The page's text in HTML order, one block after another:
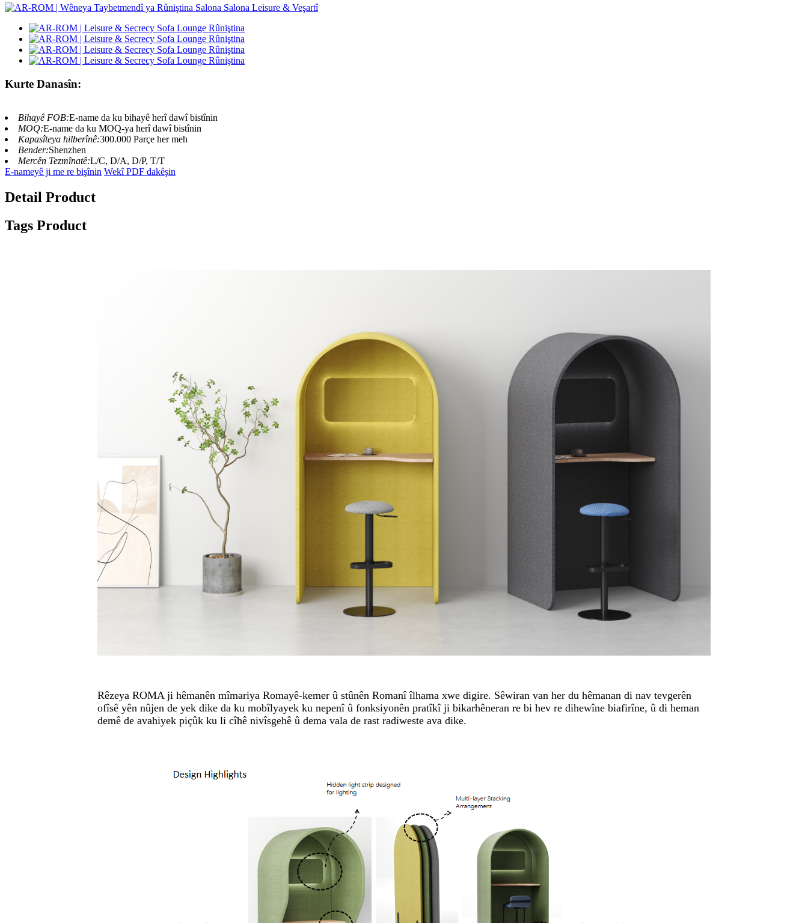
Kurte Danasîn:
Bihayê FOB:E-name da ku bihayê herî dawî bistînin
MOQ:E-name da ku MOQ-ya herî dawî bistînin
Kapasîteya hilberînê:300.000 Parçe her meh
Bender:Shenzhen
Mercên Tezmînatê:L/C, D/A, D/P, T/T
E-nameyê ji me re bişînin Wekî PDF dakêşin
Detail Product
Tags Product
Rêzeya ROMA ji hêmanên mîmariya Romayê-kemer û stûnên Romanî îlhama xwe digire. Sêwiran van her du hêmanan di nav tevgerên
ofîsê yên nûjen de yek dike da ku mobîlyayek ku nepenî û fonksiyonên pratîkî ji bikarhêneran re bi hev re dihewîne biafirîne, û di heman
demê de avahiyek piçûk ku li cîhê nivîsgehê û dema vala de rast radiweste ava dike.